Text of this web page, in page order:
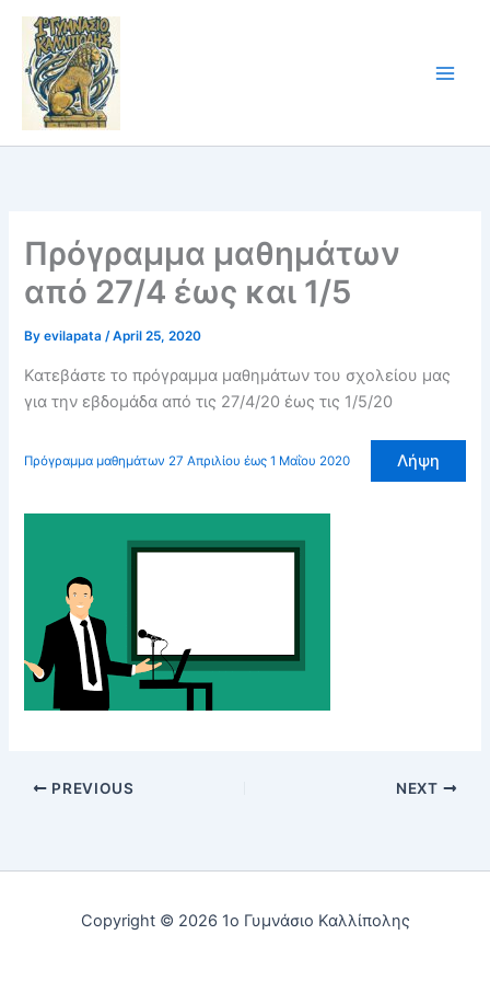
Skip
content
Πρόγραμμα μαθημάτων
από 27/4 έως και 1/5
Byevilapata/April 25, 2020
Κατεβάστε το πρόγραμμα μαθημάτων του σχολείου μας
για την εβδομάδα από τις 27/4/20 έως τις 1/5/20
Πρόγραμμα μαθημάτων 27 Απριλίου έως 1 Μαΐου 2020 Λήψη
PREVIOUS NEXT
Copyright © 2026 1ο Γυμνάσιο Καλλίπολης